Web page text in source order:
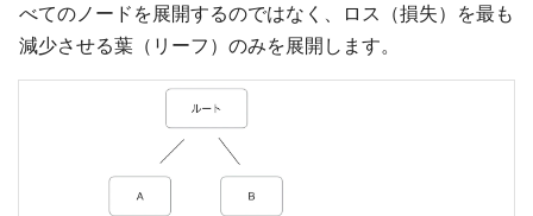
べてのノードを展開するのではなく、ロス（損失）を最も
減少させる葉（リーフ）のみを展開します。